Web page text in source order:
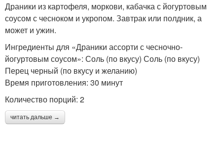
Драники из картофеля, моркови, кабачка с йогуртовым
соусом с чесноком и укропом. Завтрак или полдник, а
может и ужин.
Ингредиенты для «Драники ассорти с чесночно-
йогуртовым соусом»: Соль (по вкусу) Соль (по вкусу)
Перец черный (по вкусу и желанию)
Время приготовления: 30 минут
Количество порций: 2
читать дальше →